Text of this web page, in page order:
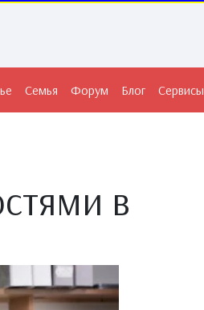
Семья Форум Блог Сервисы
в